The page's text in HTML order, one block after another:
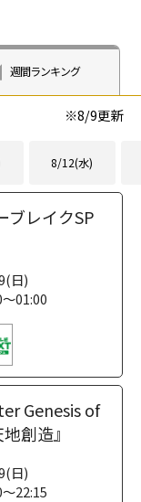
週間ランキング
※8/9更新
8/12(水)
ブレイクSP
日)
01:00
Genesis of
創造』
日)
22:15